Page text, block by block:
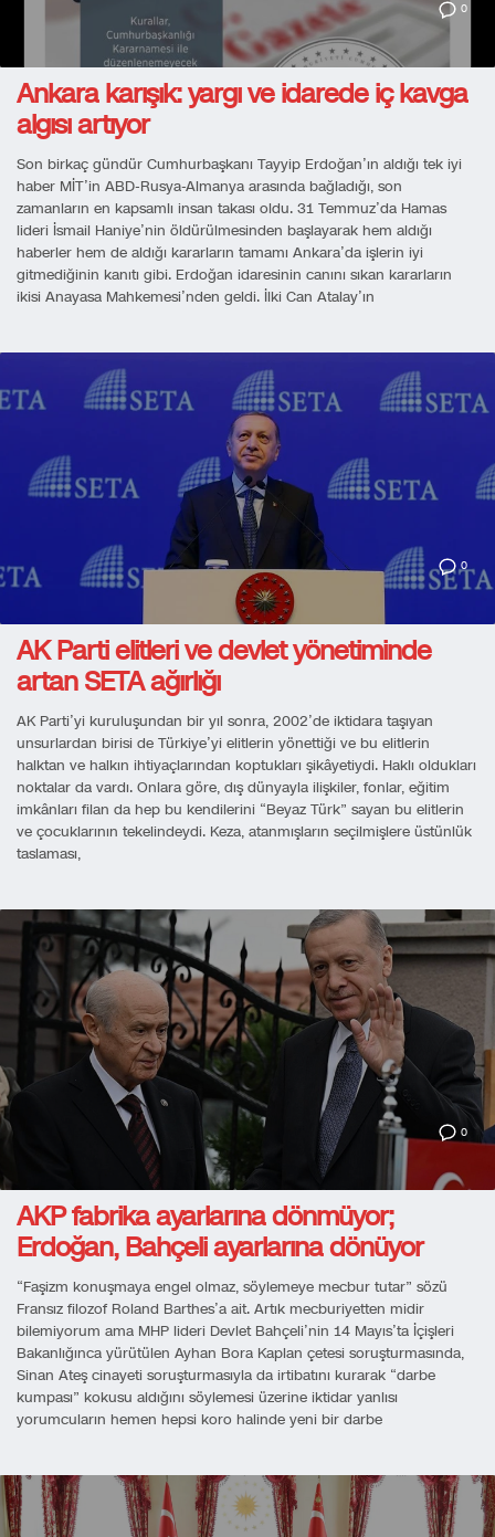
0
Ankara karışık: yargı ve idarede iç kavga
algısı artıyor
Son birkaç gündür Cumhurbaşkanı Tayyip Erdoğan’ın aldığı tek iyi
haber MİT’in ABD-Rusya-Almanya arasında bağladığı, son
zamanların en kapsamlı insan takası oldu. 31 Temmuz’da Hamas
lideri İsmail Haniye’nin öldürülmesinden başlayarak hem aldığı
haberler hem de aldığı kararların tamamı Ankara’da işlerin iyi
gitmediğinin kanıtı gibi. Erdoğan idaresinin canını sıkan kararların
ikisi Anayasa Mahkemesi’nden geldi. İlki Can Atalay’ın
0
AK Parti elitleri ve devlet yönetiminde
artan SETA ağırlığı
AK Parti’yi kuruluşundan bir yıl sonra, 2002’de iktidara taşıyan
unsurlardan birisi de Türkiye’yi elitlerin yönettiği ve bu elitlerin
halktan ve halkın ihtiyaçlarından koptukları şikâyetiydi. Haklı oldukları
noktalar da vardı. Onlara göre, dış dünyayla ilişkiler, fonlar, eğitim
imkânları filan da hep bu kendilerini “Beyaz Türk” sayan bu elitlerin
ve çocuklarının tekelindeydi. Keza, atanmışların seçilmişlere üstünlük
taslaması,
0
AKP fabrika ayarlarına dönmüyor;
Erdoğan, Bahçeli ayarlarına dönüyor
“Faşizm konuşmaya engel olmaz, söylemeye mecbur tutar” sözü
Fransız filozof Roland Barthes’a ait. Artık mecburiyetten midir
bilemiyorum ama MHP lideri Devlet Bahçeli’nin 14 Mayıs’ta İçişleri
Bakanlığınca yürütülen Ayhan Bora Kaplan çetesi soruşturmasında,
Sinan Ateş cinayeti soruşturmasıyla da irtibatını kurarak “darbe
kumpası” kokusu aldığını söylemesi üzerine iktidar yanlısı
yorumcuların hemen hepsi koro halinde yeni bir darbe